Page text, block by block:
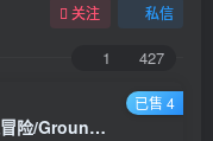
关注 私信
1 427
【生存RPG/中文/开放世界】变成小人冒险/Grounded v1.40官方中文破解版【10G/可联机】
已售 4